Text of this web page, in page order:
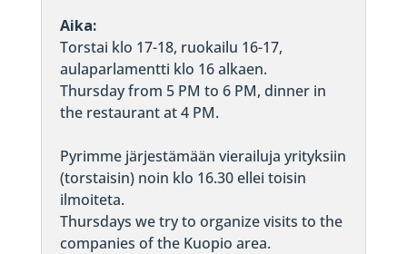
Aika:
Torstai klo 17-18, ruokailu 16-17,
aulaparlamentti klo 16 alkaen.
Thursday from 5 PM to 6 PM, dinner in
the restaurant at 4 PM.
Pyrimme järjestämään vierailuja yrityksiin
(torstaisin) noin klo 16.30 ellei toisin
ilmoiteta.
Thursdays we try to organize visits to the
companies of the Kuopio area.